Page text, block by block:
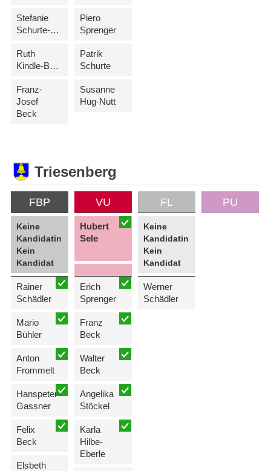
Stefanie
Schurte-Tschol
Ruth
Kindle-Banzer
Franz-
Josef
Beck
Piero
Sprenger
Patrik
Schurte
Susanne
Hug-Nutt
Triesenberg
FBP
Keine
Kandidatin
Kein
Kandidat
Rainer
Schädler
Mario
Bühler
Anton
Frommelt
Hanspeter
Gassner
Felix
Beck
Elsbeth
VU
Hubert
Sele
Erich
Sprenger
Franz
Beck
Walter
Beck
Angelika
Stöckel
Karla
Hilbe-
Eberle
FL
Keine
Kandidatin
Kein
Kandidat
Werner
Schädler
PU